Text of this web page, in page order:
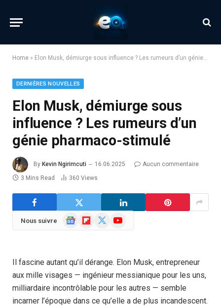
Home » Elon Musk, démiurge sous influence ? Les rumeurs d’un génie pharmaco-stimulé
DERNIÈRES NOUVELLES
Elon Musk, démiurge sous
influence ? Les rumeurs d’un
génie pharmaco-stimulé
By Kevin Ngirimcuti 16.06.2025
Aucun commentaire
3 Mins Read
360 Views
Nous suivre
GoogleFlipboard YouTube
Il fascine autant qu’il dérange. Elon Musk, entrepreneur
aux mille visages — ingénieur messianique pour les uns,
milliardaire incontrôlable pour les autres — semble
incarner l’époque dans ce qu’elle a de plus incandescent.